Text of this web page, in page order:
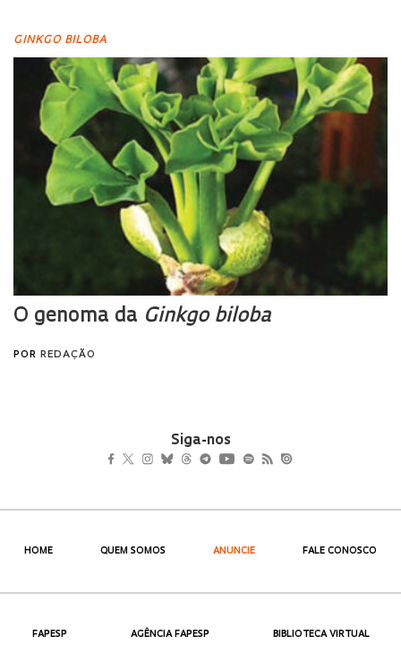
Siga-nos
HOME QUEM SOMOS ANUNCIE FALE CONOSCO
FAPESP AGÊNCIA FAPESP BIBLIOTECA VIRTUAL